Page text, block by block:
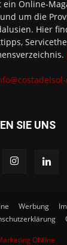
ein Online-
um die
Hier
SIE UNS
Werbung
ONline